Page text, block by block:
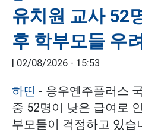
유치원 교사 52
후 학부모들 우
| 02/08/2026 - 15:53
하띤 - 응우옌주플러스
중 52명이 낮은 급여로
부모들이 걱정하고 있습